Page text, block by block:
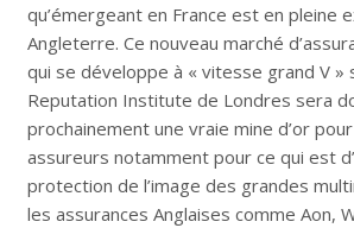
qu’émergeant en France est en pleine
Angleterre. Ce nouveau marché
qui se développe à « vitesse grand V »
Reputation Institute de Londres sera
prochainement une vraie mine d’or
assureurs notamment pour ce qui est
protection de l’image des grandes
les assurances Anglaises comme Aon,